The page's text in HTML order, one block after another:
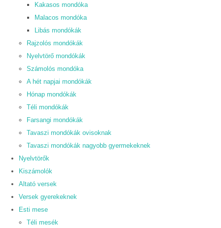
Kakasos mondóka
Malacos mondóka
Libás mondókák
Rajzolós mondókák
Nyelvtörő mondókák
Számolós mondóka
A hét napjai mondókák
Hónap mondókák
Téli mondókák
Farsangi mondókák
Tavaszi mondókák ovisoknak
Tavaszi mondókák nagyobb gyermekeknek
Nyelvtörők
Kiszámolók
Altató versek
Versek gyerekeknek
Esti mese
Téli mesék